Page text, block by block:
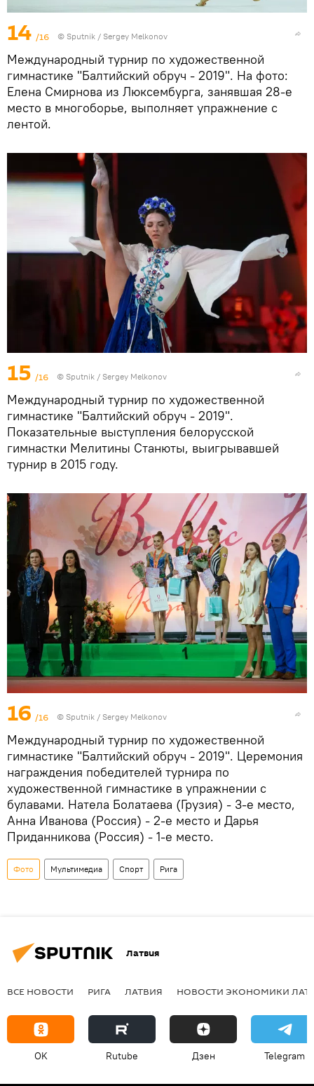
14 /16 © Sputnik / Sergey Melkonov
Международный турнир по художественной
гимнастике "Балтийский обруч - 2019". На фото:
Елена Смирнова из Люксембурга, занявшая 28-е
место в многоборье, выполняет упражнение с
лентой.
15 /16 © Sputnik / Sergey Melkonov
Международный турнир по художественной
гимнастике "Балтийский обруч - 2019".
Показательные выступления белорусской
гимнастки Мелитины Станюты, выигрывавшей
турнир в 2015 году.
16 /16 © Sputnik / Sergey Melkonov
Международный турнир по художественной
гимнастике "Балтийский обруч - 2019". Церемония
награждения победителей турнира по
художественной гимнастике в упражнении с
булавами. Натела Болатаева (Грузия) - 3-е место,
Анна Иванова (Россия) - 2-е место и Дарья
Приданникова (Россия) - 1-е место.
Фото Мультимедиа Спорт Рига
Латвия
ВСЕ НОВОСТИ РИГА ЛАТВИЯ НОВОСТИ ЭКОНОМИКИ
OK Rutube Дзен Telegram